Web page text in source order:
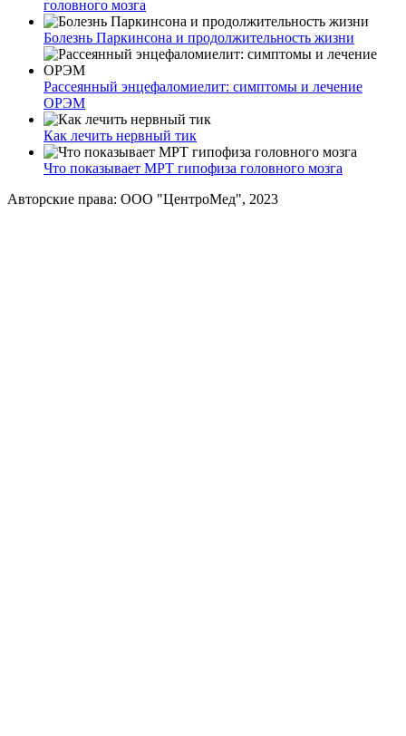
головного мозга
Болезнь Паркинсона и продолжительность жизни
Рассеянный энцефаломиелит: симптомы и лечение
ОРЭМ
Как лечить нервный тик
Что показывает МРТ гипофиза головного мозга
Авторские права: ООО "ЦентроМед", 2023